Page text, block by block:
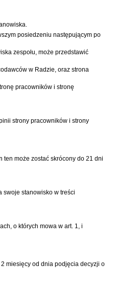
posiedzeniu następującym po
zespołu, może przedstawić
w Radzie, oraz strona
pracowników i stronę
strony pracowników i strony
ten może zostać skrócony do 21 dni
swoje stanowisko w treści
o których mowa w art. 1, i
miesięcy od dnia podjęcia decyzji o